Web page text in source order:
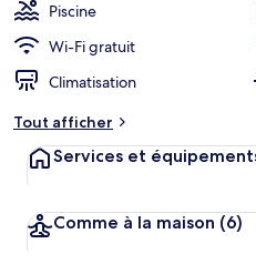
Piscine
Wi-Fi gratuit
Climatisation
Tout afficher
Services et
Comme à la maison (6)